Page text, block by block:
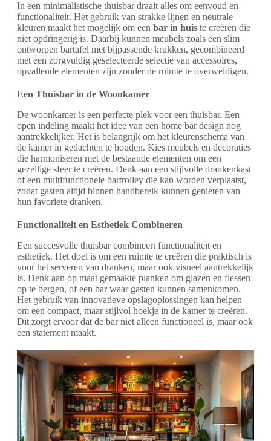
In een minimalistische thuisbar draait alles om eenvoud en
functionaliteit. Het gebruik van strakke lijnen en neutrale
kleuren maakt het mogelijk om een bar in huis te creëren die
niet opdringerig is. Daarbij kunnen meubels zoals een slim
ontworpen bartafel met bijpassende krukken, gecombineerd
met een zorgvuldig geselecteerde selectie van accessoires,
opvallende elementen zijn zonder de ruimte te overweldigen.
Een Thuisbar in de Woonkamer
De woonkamer is een perfecte plek voor een thuisbar. Een
open indeling maakt het idee van een home bar design nog
aantrekkelijker. Het is belangrijk om het kleurenschema van
de kamer in gedachten te houden. Kies meubels en decoraties
die harmoniseren met de bestaande elementen om een
gezellige sfeer te creëren. Denk aan een stijlvolle drankenkast
of een multifunctionele bartrolley die kan worden verplaatst,
zodat gasten altijd binnen handbereik kunnen genieten van
hun favoriete dranken.
Functionaliteit en Esthetiek Combineren
Een succesvolle thuisbar combineert functionaliteit en
esthetiek. Het doel is om een ruimte te creëren die praktisch is
voor het serveren van dranken, maar ook visueel aantrekkelijk
is. Denk aan op maat gemaakte planken om glazen en flessen
op te bergen, of een bar waar gasten kunnen samenkomen.
Het gebruik van innovatieve opslagoplossingen kan helpen
om een compact, maar stijlvol hoekje in de kamer te creëren.
Dit zorgt ervoor dat de bar niet alleen functioneel is, maar ook
een statement maakt.